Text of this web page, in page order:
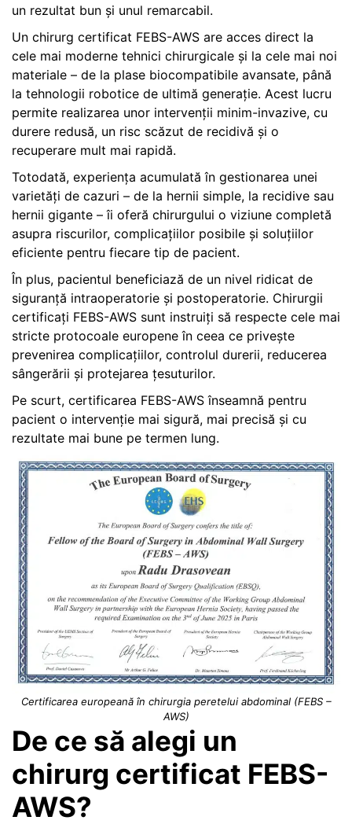
un rezultat bun și unul remarcabil.
Un chirurg certificat FEBS-AWS are acces direct la
cele mai moderne tehnici chirurgicale și la cele mai noi
materiale – de la plase biocompatibile avansate, până
la tehnologii robotice de ultimă generație. Acest lucru
permite realizarea unor intervenții minim-invazive, cu
durere redusă, un risc scăzut de recidivă și o
recuperare mult mai rapidă.
Totodată, experiența acumulată în gestionarea unei
varietăți de cazuri – de la hernii simple, la recidive sau
hernii gigante – îi oferă chirurgului o viziune completă
asupra riscurilor, complicațiilor posibile și soluțiilor
eficiente pentru fiecare tip de pacient.
În plus, pacientul beneficiază de un nivel ridicat de
siguranță intraoperatorie și postoperatorie. Chirurgii
certificați FEBS-AWS sunt instruiți să respecte cele mai
stricte protocoale europene în ceea ce privește
prevenirea complicațiilor, controlul durerii, reducerea
sângerării și protejarea țesuturilor.
Pe scurt, certificarea FEBS-AWS înseamnă pentru
pacient o intervenție mai sigură, mai precisă și cu
rezultate mai bune pe termen lung.
Certificarea europeană în chirurgia peretelui abdominal (FEBS –
AWS)
De ce să alegi un
chirurg certificat FEBS-
AWS?